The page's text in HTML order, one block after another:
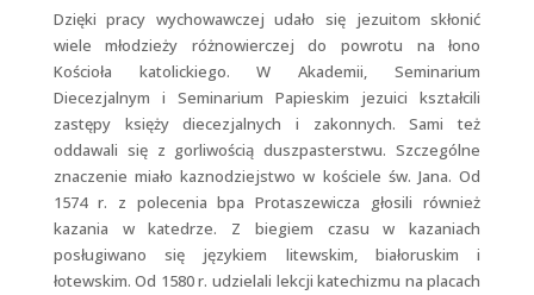
Dzięki pracy wychowawczej udało się jezuitom skłonić
wiele młodzieży różnowierczej do powrotu na łono
Kościoła katolickiego. W Akademii, Seminarium
Diecezjalnym i Seminarium Papieskim jezuici kształcili
zastępy księży diecezjalnych i zakonnych. Sami też
oddawali się z gorliwością duszpasterstwu. Szczególne
znaczenie miało kaznodziejstwo w kościele św. Jana. Od
1574 r. z polecenia bpa Protaszewicza głosili również
kazania w katedrze. Z biegiem czasu w kazaniach
posługiwano się językiem litewskim, białoruskim i
łotewskim. Od 1580 r. udzielali lekcji katechizmu na placach